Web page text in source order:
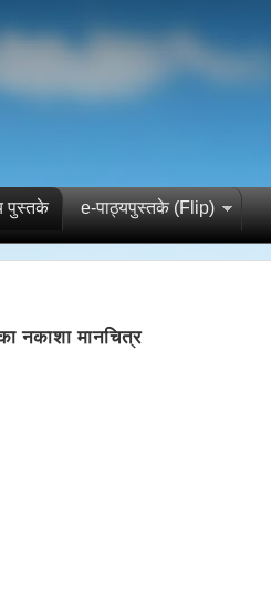
पुस्तके e-पाठ्यपुस्तके (Flip)
नकाशा मानचित्र